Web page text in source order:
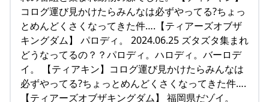
コログ運び見かけたらみんなは必ずやってる?ちょっ
とめんどくさくなってきた件….【ティアーズオブザ
キングダム】 パロディ。 2024.06.25 ズタズタ集まれ
どうなってるの？？パロディ。ハロディ。バーロデ
イ。 【ティアキン】コログ運び見かけたらみんなは
必ずやってる?ちょっとめんどくさくなってきた件….
【ティアーズオブザキングダム】 福岡県だゾイ。